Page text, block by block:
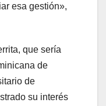
esa gestión»,
que sería
de
de
su interés